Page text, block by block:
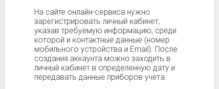
На сайте онлайн-сервиса нужно
зарегистрировать личный кабинет,
указав требуемую информацию, среди
которой и контактные данные (номер
мобильного устройства и Email). После
создания аккаунта можно заходить в
личный кабинет в определенную дату и
передавать данные приборов учета.